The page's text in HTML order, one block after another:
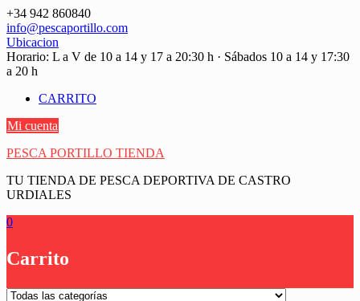
Saltar
contenido
+34 942 860840
info@pescaportillo.com
Ubicacion
Horario: L a V de 10 a 14 y 17 a 20:30 h · Sábados 10 a 14 y 17:30
a 20 h
CARRITO
Mi cuenta
PESCA PORTILLO TIENDA
TU TIENDA DE PESCA DEPORTIVA DE CASTRO
URDIALES
0
Carrito